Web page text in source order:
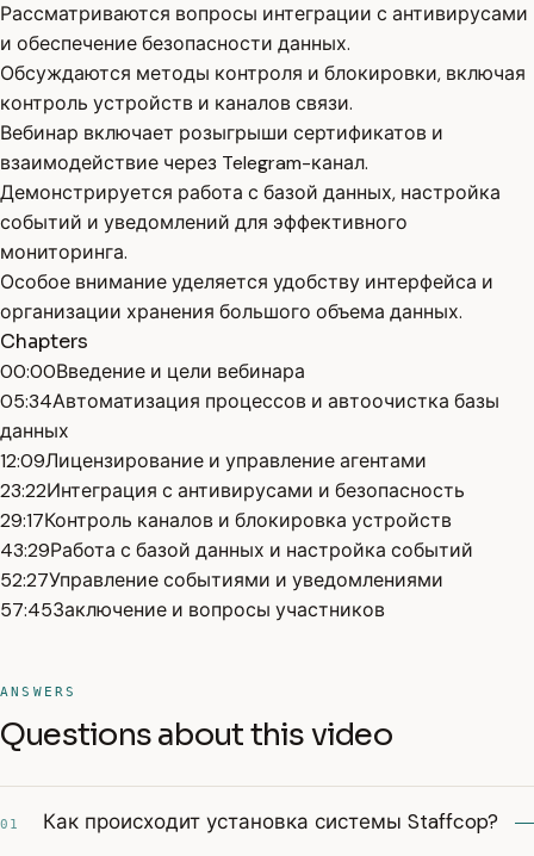
Рассматриваются вопросы интеграции с антивирусами
и обеспечение безопасности данных.
Обсуждаются методы контроля и блокировки, включая
контроль устройств и каналов связи.
Вебинар включает розыгрыши сертификатов и
взаимодействие через Telegram-канал.
Демонстрируется работа с базой данных, настройка
событий и уведомлений для эффективного
мониторинга.
Особое внимание уделяется удобству интерфейса и
организации хранения большого объема данных.
Chapters
00:00Введение и цели вебинара
05:34Автоматизация процессов и автоочистка базы
данных
12:09Лицензирование и управление агентами
23:22Интеграция с антивирусами и безопасность
29:17Контроль каналов и блокировка устройств
43:29Работа с базой данных и настройка событий
52:27Управление событиями и уведомлениями
57:45Заключение и вопросы участников
ANSWERS
Questions about this video
01 Как происходит установка системы Staffcop?